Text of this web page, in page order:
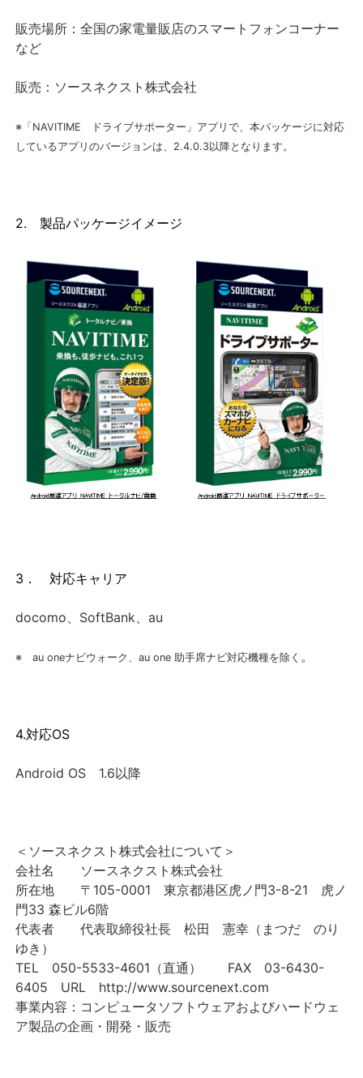
販売場所：全国の家電量販店のスマートフォンコーナー
など
販売：ソースネクスト株式会社
※「NAVITIME ドライブサポーター」アプリで、本パッケージに対応
しているアプリのバージョンは、2.4.0.3以降となります。
2. 製品パッケージイメージ
3． 対応キャリア
docomo、SoftBank、au
※ au oneナビウォーク、au one 助手席ナビ対応機種を除く 。
4.対応OS
Android OS 1.6以降
＜ソースネクスト株式会社について＞
会社名 ソースネクスト株式会社
所在地 〒105-0001 東京都港区虎ノ門3-8-21 虎ノ
門33 森ビル6階
代表者 代表取締役社長 松田 憲幸（まつだ のり
ゆき）
TEL 050-5533-4601（直通） FAX 03-6430-
6405 URL http://www.sourcenext.com
事業内容：コンピュータソフトウェアおよびハードウェ
ア製品の企画・開発・販売